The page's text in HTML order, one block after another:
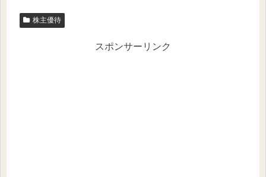
株主優待
スポンサーリンク